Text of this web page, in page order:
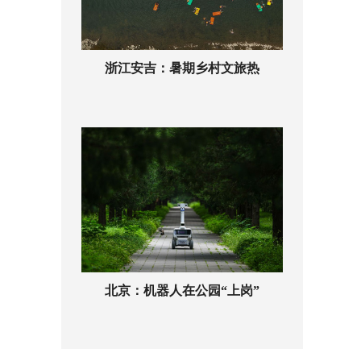
浙江安吉：暑期乡村文旅热
北京：机器人在公园“上岗”